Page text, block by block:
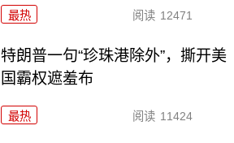
最热 阅读 12471
特朗普一句“珍珠港除外”，撕开美
国霸权遮羞布
最热 阅读 11424